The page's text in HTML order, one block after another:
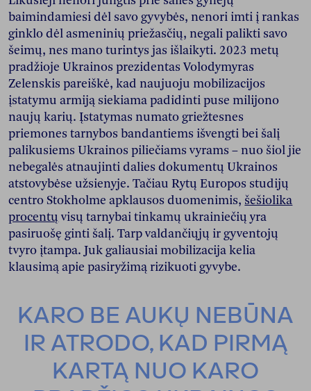
baimindamiesi dėl savo gyvybės, nenori imti į rankas
ginklo dėl asmeninių priežasčių, negali palikti savo
šeimų, nes mano turintys jas išlaikyti. 2023 metų
pradžioje Ukrainos prezidentas Volodymyras
Zelenskis pareiškė, kad naujuoju mobilizacijos
įstatymu armiją siekiama padidinti puse milijono
naujų karių. Įstatymas numato griežtesnes
priemones tarnybos bandantiems išvengti bei šalį
palikusiems Ukrainos piliečiams vyrams – nuo šiol jie
nebegalės atnaujinti dalies dokumentų Ukrainos
atstovybėse užsienyje. Tačiau Rytų Europos studijų
centro Stokholme apklausos duomenimis, šešiolika
procentų visų tarnybai tinkamų ukrainiečių yra
pasiruošę ginti šalį. Tarp valdančiųjų ir gyventojų
tvyro įtampa. Juk galiausiai mobilizacija kelia
klausimą apie pasiryžimą rizikuoti gyvybe.
KARO BE AUKŲ NEBŪNA
IR ATRODO, KAD PIRMĄ
KARTĄ NUO KARO